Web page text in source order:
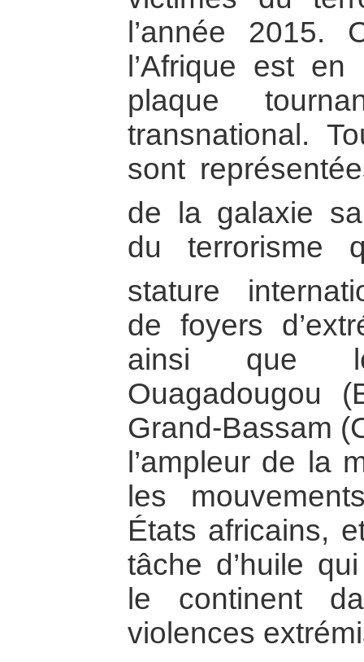
l’année 2015.
l’Afrique est
plaque
transnational.
sont
de la galaxie
du terrorisme
stature
de foyers
ainsi que
Ouagadougou
Grand-Bassam
l’ampleur de la
les
États africains,
tâche d’huile
le continent
violences